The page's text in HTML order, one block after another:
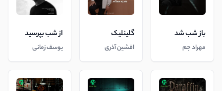
باز شب شد
مهراد جم
گلینلیک
افشین آذری
از شب بپرسید
یوسف زمانی